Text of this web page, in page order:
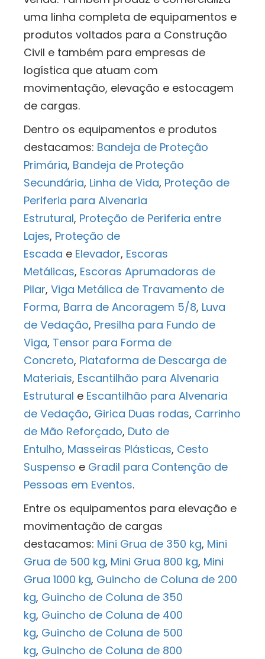
uma linha completa de equipamentos e
produtos voltados para a Construção
Civil e também para empresas de
logística que atuam com
movimentação, elevação e estocagem
de cargas.
Dentro os equipamentos e produtos
destacamos: Bandeja de Proteção
Primária, Bandeja de Proteção
Secundária, Linha de Vida, Proteção de
Periferia para Alvenaria
Estrutural, Proteção de Periferia entre
Lajes, Proteção de
Escada e Elevador, Escoras
Metálicas, Escoras Aprumadoras de
Pilar, Viga Metálica de Travamento de
Forma, Barra de Ancoragem 5/8, Luva
de Vedação, Presilha para Fundo de
Viga, Tensor para Forma de
Concreto, Plataforma de Descarga de
Materiais, Escantilhão para Alvenaria
Estrutural e Escantilhão para Alvenaria
de Vedação, Girica Duas rodas, Carrinho
de Mão Reforçado, Duto de
Entulho, Masseiras Plásticas, Cesto
Suspenso e Gradil para Contenção de
Pessoas em Eventos.
Entre os equipamentos para elevação e
movimentação de cargas
destacamos: Mini Grua de 350 kg, Mini
Grua de 500 kg, Mini Grua 800 kg, Mini
Grua 1000 kg, Guincho de Coluna de 200
kg, Guincho de Coluna de 350
kg, Guincho de Coluna de 400
kg, Guincho de Coluna de 500
kg, Guincho de Coluna de 800